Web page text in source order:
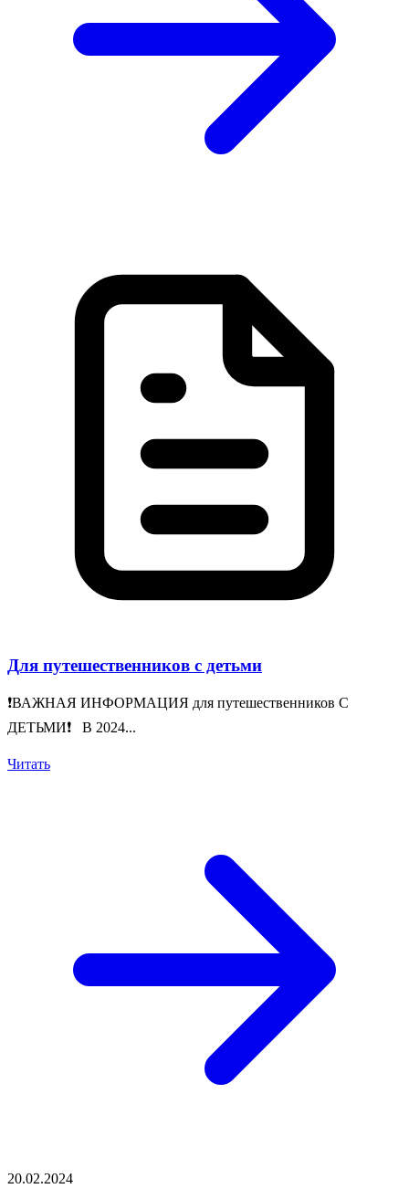
Для путешественников с детьми
❗️ВАЖНАЯ ИНФОРМАЦИЯ для путешественников С
ДЕТЬМИ❗️ В 2024...
Читать
20.02.2024